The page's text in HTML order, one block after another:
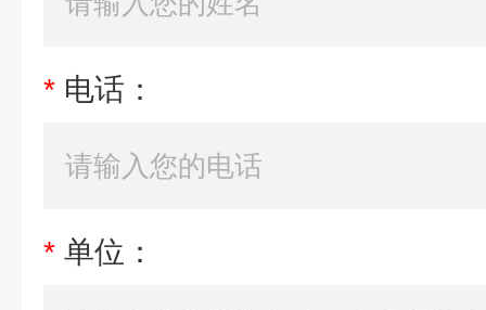
* 电话：
* 单位：